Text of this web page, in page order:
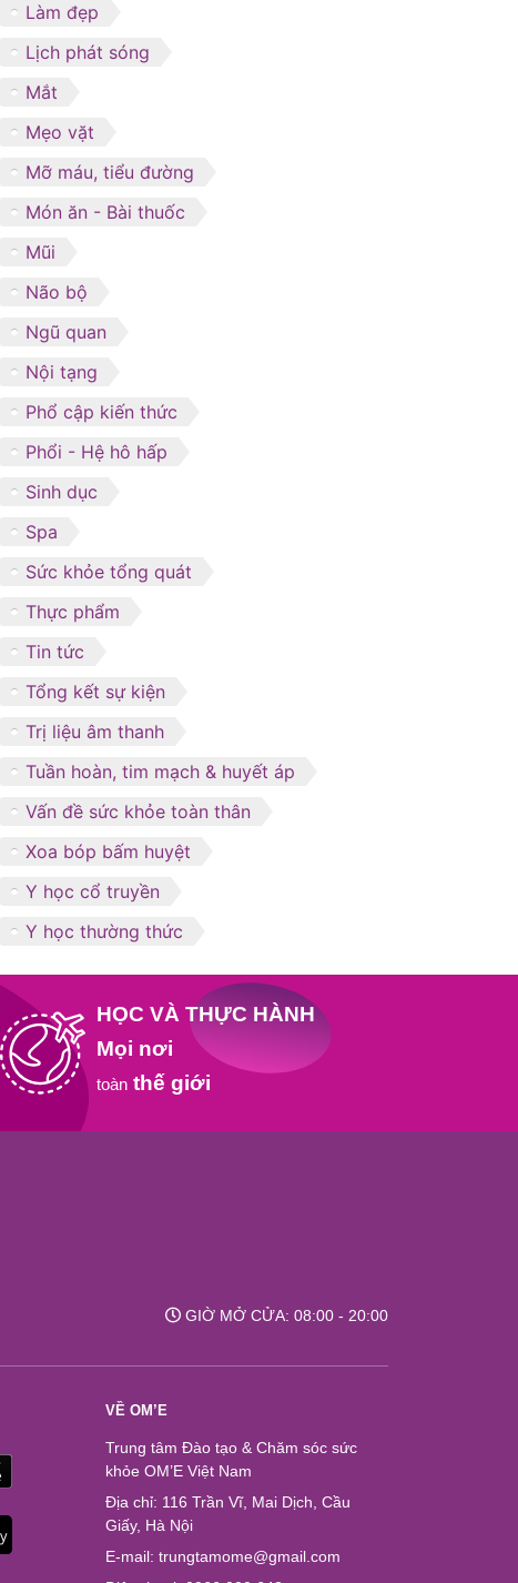
Làm đẹp
Lịch phát sóng
Mắt
Mẹo vặt
Mỡ máu, tiểu đường
Món ăn - Bài thuốc
Mũi
Não bộ
Ngũ quan
Nội tạng
Phổ cập kiến thức
Phổi - Hệ hô hấp
Sinh dục
Spa
Sức khỏe tổng quát
Thực phẩm
Tin tức
Tổng kết sự kiện
Trị liệu âm thanh
Tuần hoàn, tim mạch & huyết áp
Vấn đề sức khỏe toàn thân
Xoa bóp bấm huyệt
Y học cổ truyền
Y học thường thức
HỌC VÀ THỰC HÀNH
Mọi nơi
toànthế giới
GIỜ MỞ CỬA: 08:00 - 20:00
VỀ OM’E
Trung tâm Đào tạo & Chăm sóc sức
khỏe OM’E Việt Nam
Địa chỉ: 116 Trần Vĩ, Mai Dịch, Cầu
Giấy, Hà Nội
E-mail: trungtamome@gmail.com